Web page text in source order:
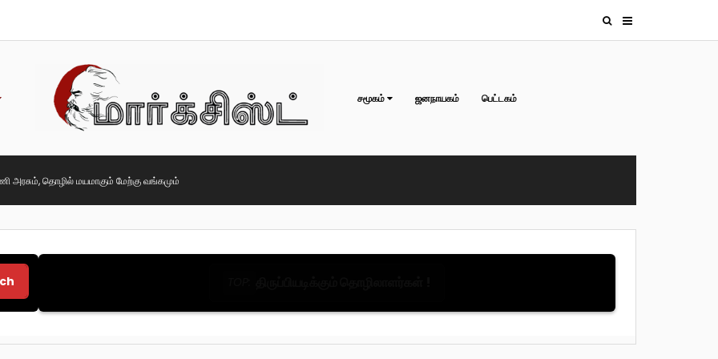
சமூகம் ஜனநாயகம் பெட்டகம்
அரசும், தொழில் மயமாகும் மேற்கு வங்கமும்